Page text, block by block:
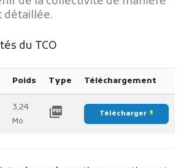
des actes
publics
détaillée.
du TCO
Poids Type Téléchargement
3,24
Mo
picture_as_pdf Télécharger file_download